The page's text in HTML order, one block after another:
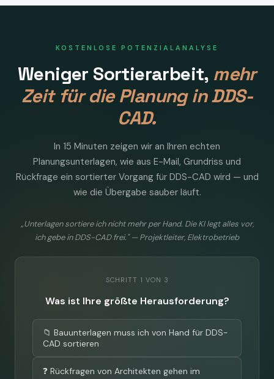
KOSTENLOSE POTENZIALANALYSE
Weniger Sortierarbeit, mehr
Zeit für die Planung in DDS-
CAD.
In 15 Minuten zeigen wir an Ihren echten
Planungsunterlagen, wie aus E-Mail, Grundriss und
Rückfrage ein sortierter Vorgang für DDS-CAD wird — und
wie die Übergabe sauber läuft.
„Unterlagen sortiere ich nicht mehr per Hand. Die KI legt alles vor,
ich gebe in DDS-CAD frei." — Projektleiter, Elektrobetrieb
SCHRITT 1 VON 3
Was ist Ihre größte Herausforderung?
📁 Bauunterlagen muss ich von Hand für DDS-
CAD sortieren
❓ Rückfragen von Architekten gehen im